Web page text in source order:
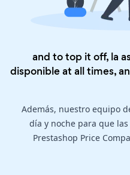
and to top it off, la
disponible at all times,
Además, nuestro equipo
día y noche para que
Prestashop Price